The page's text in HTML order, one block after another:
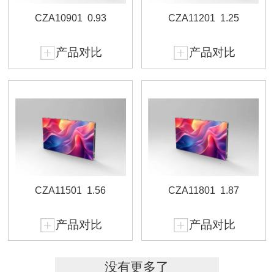
CZA10901 0.93
产品对比
CZA11201 1.25
产品对比
CZA11501 1.56
产品对比
CZA11801 1.87
产品对比
没有更多了